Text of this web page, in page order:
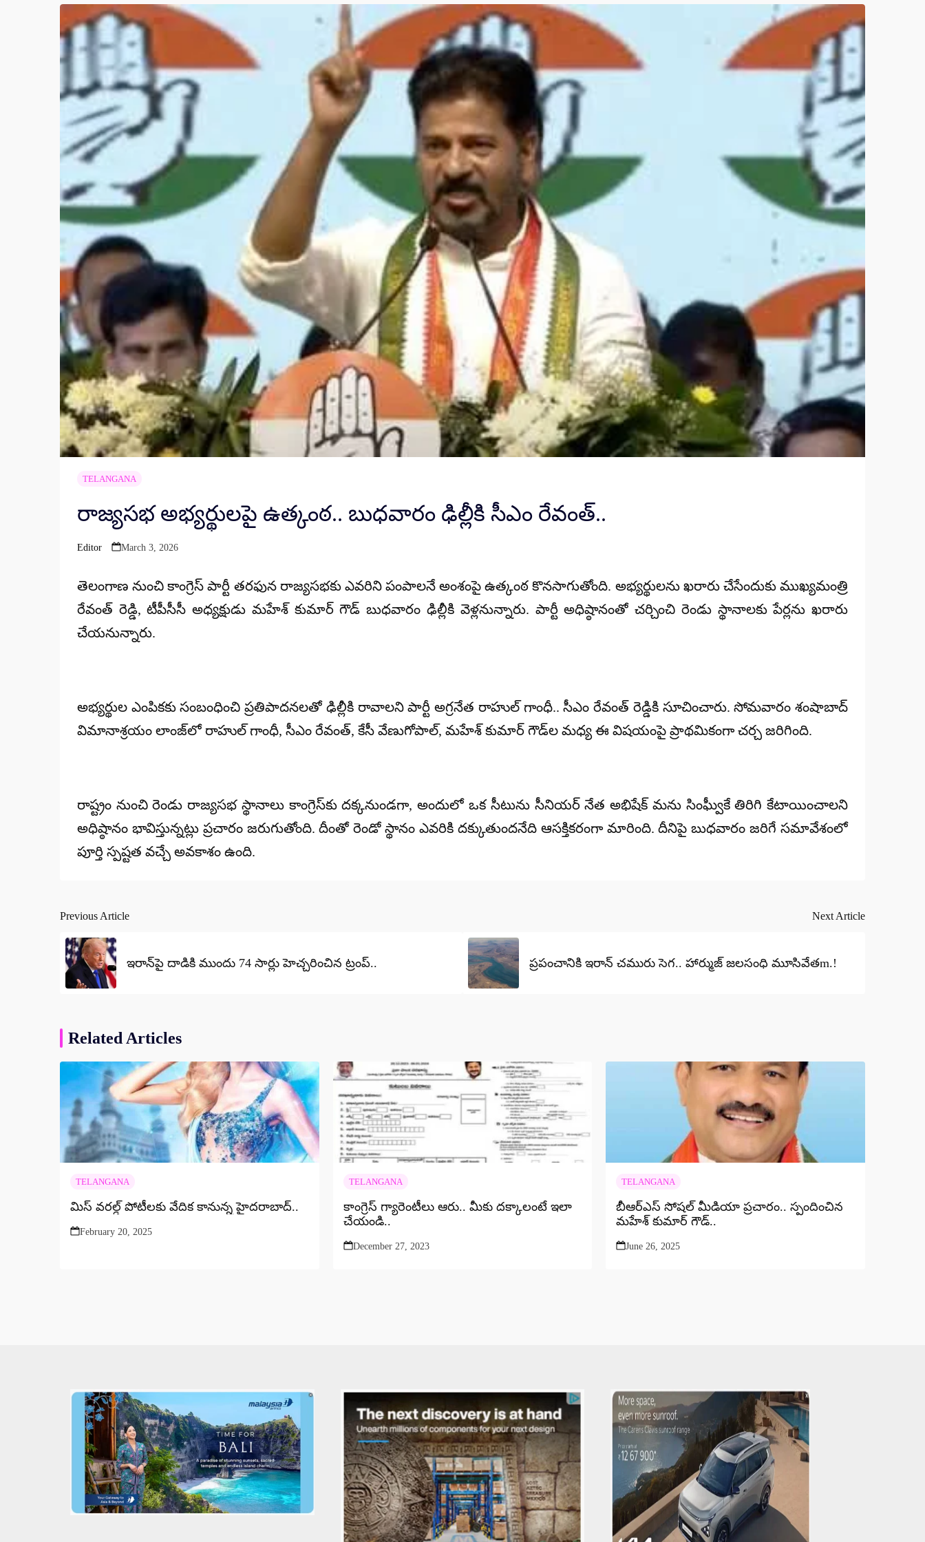
TELANGANA
రాజ్యసభ అభ్యర్థులపై ఉత్కంఠ.. బుధవారం ఢిల్లీకి సీఎం రేవంత్..
Posted
Editor March 3, 2026
తెలంగాణ నుంచి కాంగ్రెస్ పార్టీ తరఫున రాజ్యసభకు ఎవరిని పంపాలనే అంశంపై ఉత్కంఠ కొనసాగుతోంది. అభ్యర్థులను ఖరారు చేసేందుకు ముఖ్యమంత్రి
రేవంత్ రెడ్డి, టీపీసీసీ అధ్యక్షుడు మహేశ్ కుమార్ గౌడ్ బుధవారం ఢిల్లీకి వెళ్లనున్నారు. పార్టీ అధిష్ఠానంతో చర్చించి రెండు స్థానాలకు పేర్లను ఖరారు
చేయనున్నారు.
అభ్యర్థుల ఎంపికకు సంబంధించి ప్రతిపాదనలతో ఢిల్లీకి రావాలని పార్టీ అగ్రనేత రాహుల్ గాంధీ.. సీఎం రేవంత్‌ రెడ్డికి సూచించారు. సోమవారం శంషాబాద్
విమానాశ్రయం లాంజ్‌లో రాహుల్ గాంధీ, సీఎం రేవంత్, కేసీ వేణుగోపాల్, మహేశ్ కుమార్ గౌడ్‌ల మధ్య ఈ విషయంపై ప్రాథమికంగా చర్చ జరిగింది.
రాష్ట్రం నుంచి రెండు రాజ్యసభ స్థానాలు కాంగ్రెస్‌కు దక్కనుండగా, అందులో ఒక సీటును సీనియర్ నేత అభిషేక్ మను సింఘ్వీకే తిరిగి కేటాయించాలని
అధిష్ఠానం భావిస్తున్నట్లు ప్రచారం జరుగుతోంది. దీంతో రెండో స్థానం ఎవరికి దక్కుతుందనేది ఆసక్తికరంగా మారింది. దీనిపై బుధవారం జరిగే సమావేశంలో
పూర్తి స్పష్టత వచ్చే అవకాశం ఉంది.
Post
navigation
Previous Article
ఇరాన్‌పై దాడికి ముందు 74 సార్లు హెచ్చరించిన ట్రంప్..
Next Article
ప్రపంచానికి ఇరాన్ చమురు సెగ.. హార్ముజ్ జలసంధి మూసివేతm.!
Related Articles
TELANGANA
మిస్ వరల్డ్ పోటీలకు వేదిక కానున్న హైదరాబాద్..
February 20, 2025
TELANGANA
కాంగ్రెస్ గ్యారెంటీలు ఆరు.. మీకు దక్కాలంటే ఇలా
చేయండి..
December 27, 2023
TELANGANA
బీఆర్ఎస్ సోషల్ మీడియా ప్రచారం.. స్పందించిన
మహేశ్ కుమార్ గౌడ్..
June 26, 2025